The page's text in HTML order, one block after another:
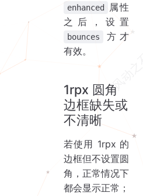
enhanced
属性
之后，设置
bounces
方才
有效。
1rpx 圆角
边框缺失或
不清晰
若使用 1rpx 的
边框但不设置圆
角，正常情况下
都会显示正常；